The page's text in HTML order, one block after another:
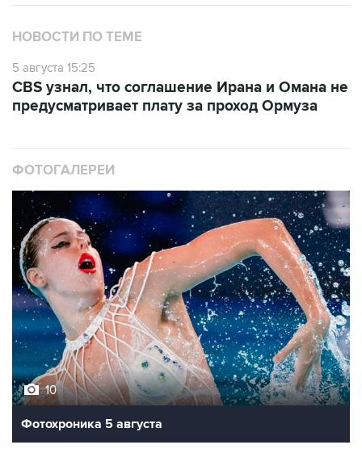
НОВОСТИ ПО ТЕМЕ
5 августа 15:25
CBS узнал, что соглашение Ирана и Омана не
предусматривает плату за проход Ормуза
ФОТОГАЛЕРЕИ
10
Фотохроника 5 августа